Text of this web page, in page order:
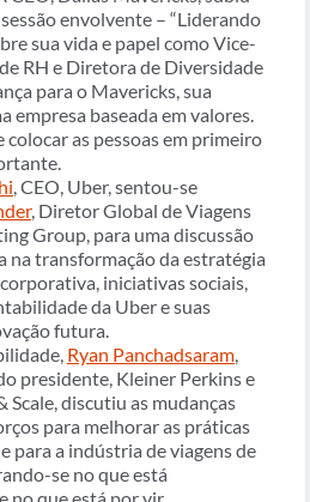
envolvente – “Liderando
sua vida e papel como Vice-
RH e Diretora de Diversidade
para o Mavericks, sua
empresa baseada em valores.
colocar as pessoas em primeiro
, CEO, Uber, sentou-se
, Diretor Global de Viagens
Group, para uma discussão
na transformação da estratégia
iniciativas sociais,
da Uber e suas
futura.
Ryan Panchadsaram,
presidente, Kleiner Perkins e
Scale, discutiu as mudanças
para melhorar as práticas
para a indústria de viagens de
se no que está